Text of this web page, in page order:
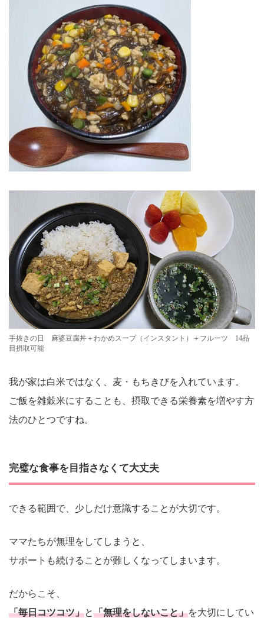
手抜きの日 麻婆豆腐丼＋わかめスープ（インスタント）＋フルーツ 14品
目摂取可能
我が家は白米ではなく、麦・もちきびを入れています。
ご飯を雑穀米にすることも、摂取できる栄養素を増やす方
法のひとつですね。
完璧な食事を目指さなくて大丈夫
できる範囲で、少しだけ意識することが大切です。
ママたちが無理をしてしまうと、
サポートも続けることが難しくなってしまいます。
だからこそ、
「毎日コツコツ」と「無理をしないこと」を大切にしてい